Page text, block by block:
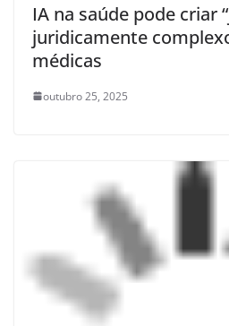
IA na saúde pode criar
juridicamente
médicas
outubro 25, 2025